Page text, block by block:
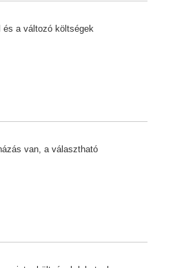
és a változó költségek
van, a választható